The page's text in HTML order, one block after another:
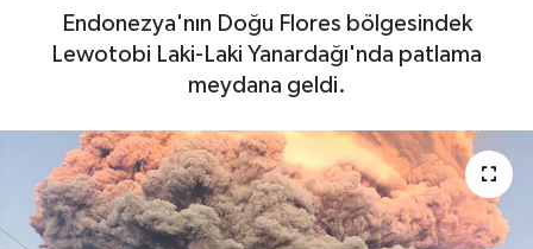
Endonezya'nın Doğu Flores bölgesindek
Lewotobi Laki-Laki Yanardağı'nda patlama
meydana geldi.